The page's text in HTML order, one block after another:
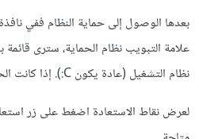
بعدها الوصول إلى حماية النظام ففي
علامة التبويب نظام الحماية، سترى
نظام التشغيل (عادة يكون C:). إذا كانت الحماية مفعلة، فستكون هناك نقاط استعادة متاحة.
لعرض نقاط الاستعادة اضغط على زر